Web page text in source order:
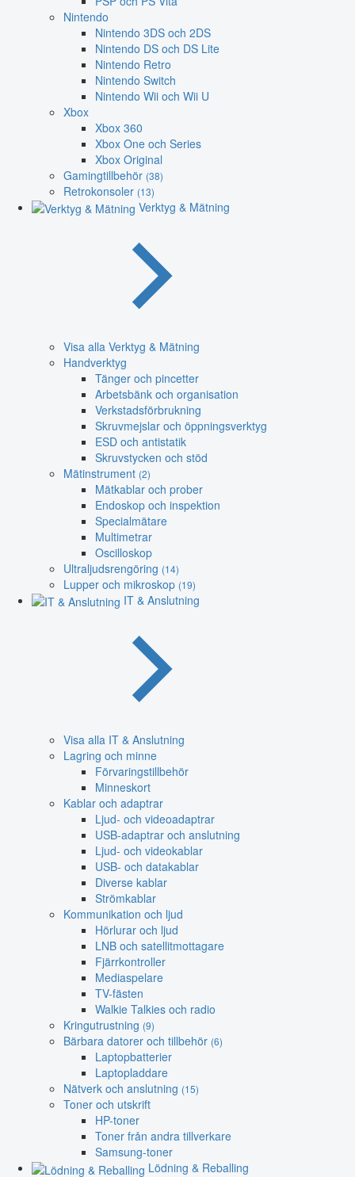
Nintendo
Nintendo 3DS och 2DS
Nintendo DS och DS Lite
Nintendo Retro
Nintendo Switch
Nintendo Wii och Wii U
Xbox
Xbox 360
Xbox One och Series
Xbox Original
Gamingtillbehör (38)
Retrokonsoler (13)
Verktyg & Mätning
Visa alla Verktyg & Mätning
Handverktyg
Tänger och pincetter
Arbetsbänk och organisation
Verkstadsförbrukning
Skruvmejslar och öppningsverktyg
ESD och antistatik
Skruvstycken och stöd
Mätinstrument (2)
Mätkablar och prober
Endoskop och inspektion
Specialmätare
Multimetrar
Oscilloskop
Ultraljudsrengöring (14)
Lupper och mikroskop (19)
IT & Anslutning
Visa alla IT & Anslutning
Lagring och minne
Förvaringstillbehör
Minneskort
Kablar och adaptrar
Ljud- och videoadaptrar
USB-adaptrar och anslutning
Ljud- och videokablar
USB- och datakablar
Diverse kablar
Strömkablar
Kommunikation och ljud
Hörlurar och ljud
LNB och satellitmottagare
Fjärrkontroller
Mediaspelare
TV-fästen
Walkie Talkies och radio
Kringutrustning (9)
Bärbara datorer och tillbehör (6)
Laptopbatterier
Laptopladdare
Nätverk och anslutning (15)
Toner och utskrift
HP-toner
Toner från andra tillverkare
Samsung-toner
Lödning & Reballing